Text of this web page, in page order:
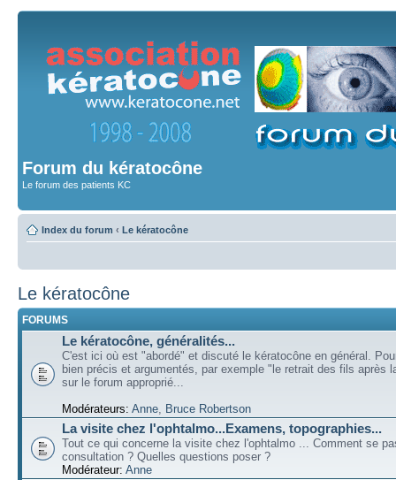
Forum du kératocône
Le forum des patients KC
Index du forum ‹ Le kératocône
Le kératocône
FORUMS
Le kératocône, généralités...
C'est ici où est "abordé" et discuté le kératocône en général.
bien précis et argumentés, par exemple "le retrait des fils après
sur le forum approprié...
Modérateurs: Anne Bruce Robertson
La visite chez l'ophtalmo...Examens, topographies...
Tout ce qui concerne la visite chez l'ophtalmo ... Comment se
consultation ? Quelles questions poser ?
Modérateur: Anne